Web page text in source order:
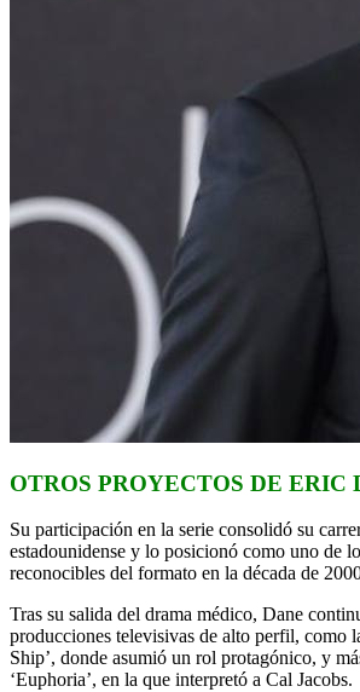
OTROS PROYECTOS DE ERIC
Su participación en la serie consolidó su
estadounidense y lo posicionó como uno de
reconocibles del formato en la década de
Tras su salida del drama médico, Dane
producciones televisivas de alto perfil, como
Ship’, donde asumió un rol protagónico, y
‘Euphoria’, en la que interpretó a Cal Jacobs.